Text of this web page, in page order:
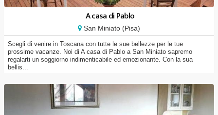
A casa di Pablo
San Miniato (Pisa)
Scegli di venire in Toscana con tutte le sue bellezze per le tue
prossime vacanze. Noi di A casa di Pablo a San Miniato sapremo
regalarti un soggiorno indimenticabile ed emozionante. Con la sua
bellis...